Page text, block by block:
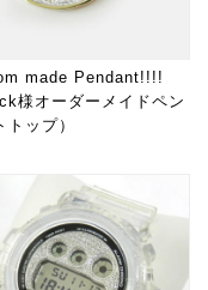
made Pendant!!!!
様オーダーメイドペン
トップ）